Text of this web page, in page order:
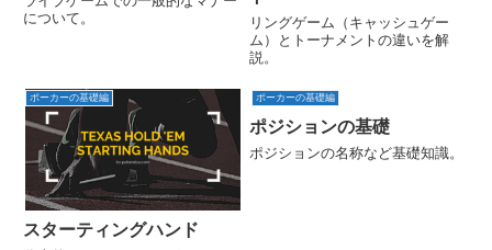
について。
リングゲーム（キャッシュゲー
ム）とトーナメントの違いを解
説。
ポーカーの基礎編
スターティングハンド
ポーカーの基礎編
ポジションの基礎
ポジションの名称など基礎知識。